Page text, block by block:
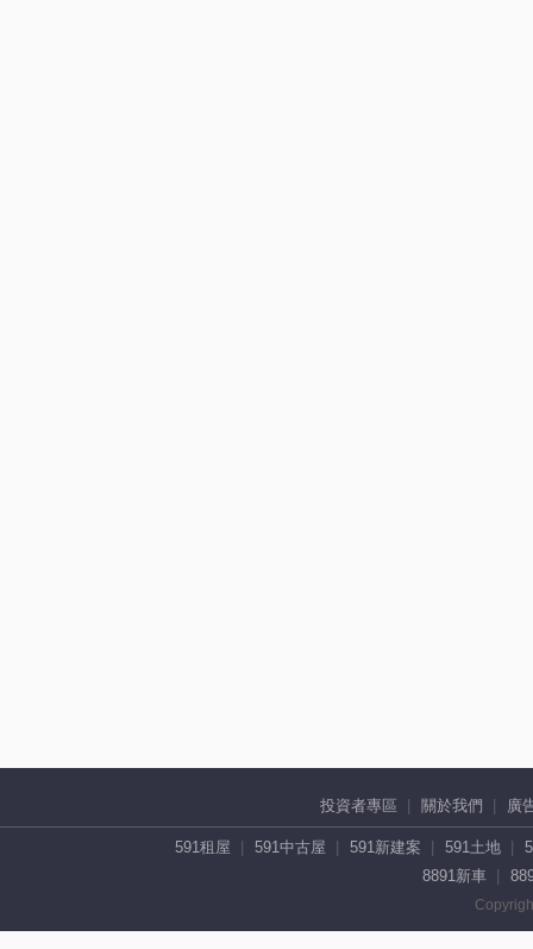
投資者專區 關於我們 廣
591租屋 591中古屋 591新建案 591土地
8891新車